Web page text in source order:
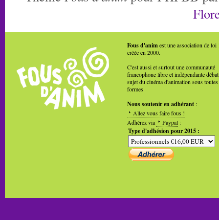
Fous d'animest une association de loi
créée en 2000.
C'est aussi et surtout une communauté
francophone libre et indépendante
sujet du cinéma d'animation sous toutes
formes
Nous soutenir en adhérant :
Allez vous faire fous !
Adhérez via
Paypal :
Type d'adhésion pour 2015 :